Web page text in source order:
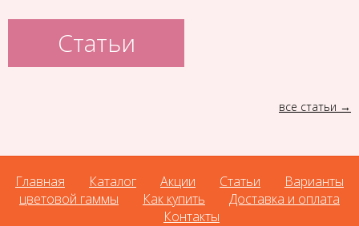
Статьи
все статьи
Главная Каталог Акции Статьи
Варианты
цветовой гаммы
Как купить
Доставка и оплата
Контакты